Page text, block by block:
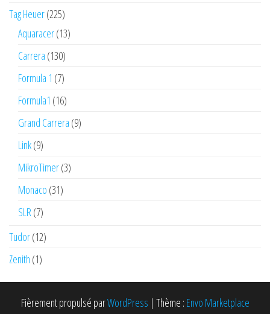
Tag Heuer(225)
Aquaracer(13)
Carrera (130)
Formula 1 (7)
Formula1 (16)
Grand Carrera (9)
Link(9)
MikroTimer(3)
Monaco (31)
SLR(7)
Tudor(12)
Zenith (1)
Fièrement propulsé parWordPress | Thème : Envo Marketplace